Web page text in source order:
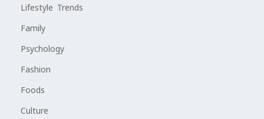
Lifestyle Trends
Family
Psychology
Fashion
Foods
Culture